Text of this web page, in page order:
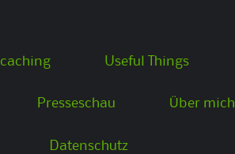
Useful Things
Presseschau Über mich
Datenschutz